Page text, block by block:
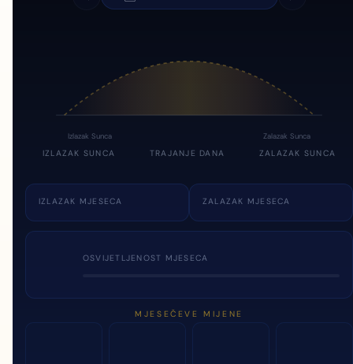
Izlazak Sunca Zalazak Sunca
IZLAZAK SUNCA TRAJANJE DANA ZALAZAK SUNCA
IZLAZAK MJESECA ZALAZAK MJESECA
OSVIJETLJENOST MJESECA
MJESEČEVE MIJENE